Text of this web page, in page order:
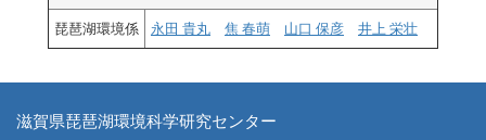
琵琶湖環境係
永田 貴丸 焦 春萌 山口 保彦 井上 栄壮
滋賀県琵琶湖環境科学研究センター